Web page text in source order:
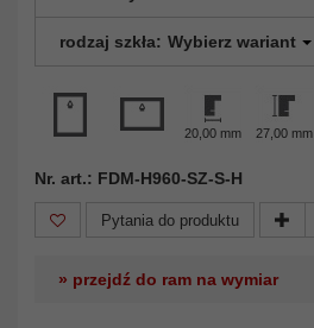
rodzaj szkła: Wybierz wariant
20,00 mm 27,00 mm
Nr. art.: FDM-H960-SZ-S-H
Pytania do produktu
» przejdź do ram na wymiar